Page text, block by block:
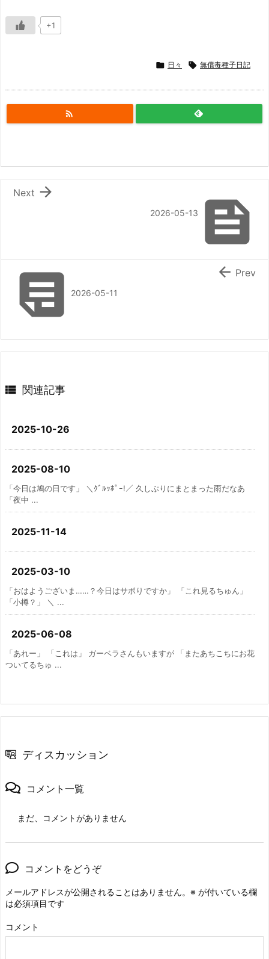
+1
 日々  無償毒種子日記


2026-05-13

Next
2026-05-11
 Prev
 関連記事
2025-10-26
2025-08-10
「今日は鳩の日です」 ＼ｸﾞﾙｯﾎﾟｰ!／ 久しぶりにまとまった雨だなあ
「夜中 ...
2025-11-14
2025-03-10
「おはようございま……？今日はサボりですか」 「これ見るちゅん」
「小樽？」 ＼ ...
2025-06-08
「あれー」 「これは」 ガーベラさんもいますが 「またあちこちにお花
ついてるちゅ ...
ディスカッション
コメント一覧
まだ、コメントがありません
コメントをどうぞ
メールアドレスが公開されることはありません。 ※ が付いている欄
は必須項目です
コメント